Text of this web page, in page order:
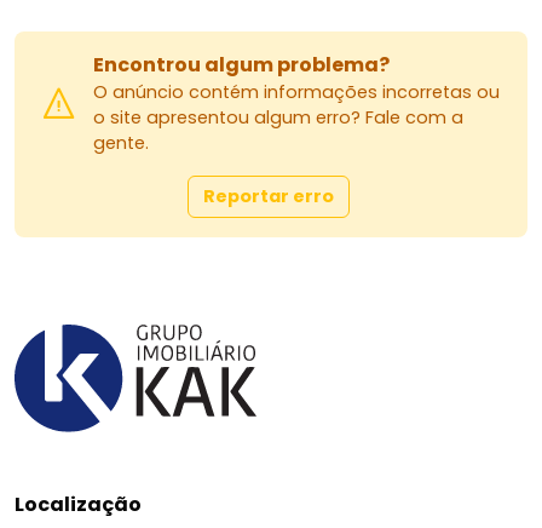
Encontrou algum problema?
O anúncio contém informações incorretas ou
o site apresentou algum erro? Fale com a
gente.
Reportar erro
Localização